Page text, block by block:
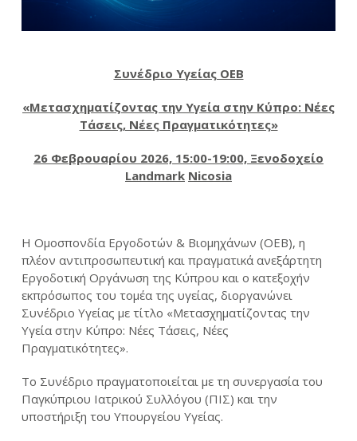
Συνέδριο Υγείας ΟΕΒ
«Μετασχηματίζοντας την Υγεία στην Κύπρο: Νέες
Τάσεις, Νέες Πραγματικότητες»
26 Φεβρουαρίου 2026, 15:00-19:00, Ξενοδοχείο
Landmark Nicosia
Η Ομοσπονδία Εργοδοτών & Βιομηχάνων (ΟΕΒ), η
πλέον αντιπροσωπευτική και πραγματικά ανεξάρτητη
Εργοδοτική Οργάνωση της Κύπρου και ο κατεξοχήν
εκπρόσωπος του τομέα της υγείας, διοργανώνει
Συνέδριο Υγείας με τίτλο «Μετασχηματίζοντας την
Υγεία στην Κύπρο: Νέες Τάσεις, Νέες
Πραγματικότητες».
Το Συνέδριο πραγματοποιείται με τη συνεργασία του
Παγκύπριου Ιατρικού Συλλόγου (ΠΙΣ) και την
υποστήριξη του Υπουργείου Υγείας.